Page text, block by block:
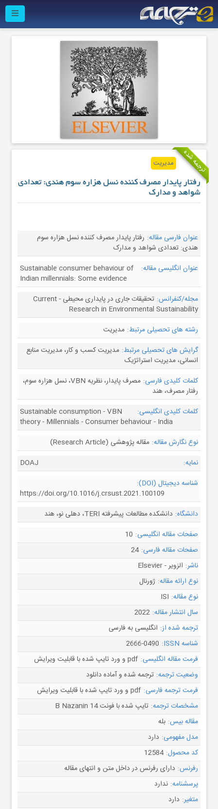
ترجمه شده مدیریت
رفتار پایدار مصرف کننده نسل هزاره سوم هندی: تعدادی
شواهد و مدارک
عنوان فارسی مقاله: رفتار پایدار مصرف کننده نسل هزاره سوم
هندی: تعدادی شواهد و مدارک
عنوان انگلیسی مقاله:
Sustainable consumer behaviour of
Indian millennials: Some evidence
مجله/کنفرانس:
تحقیقات جاری در پایداری محیطی - Current
Research in Environmental Sustainability
رشته های تحصیلی مرتبط: مدیریت
گرایش های تحصیلی مرتبط: مدیریت کسب و کار، مدیریت منابع
انسانی، مدیریت استراتژیک
کلمات کلیدی فارسی:
مصرف پایدار، نظریه VBN، نسل هزاره سوم،
رفتار مصرف، هند
کلمات کلیدی انگلیسی:
Sustainable consumption - VBN
theory - Millennials - Consumer behaviour - India
نوع نگارش مقاله: مقاله پژوهشی (Research Article)
نمایه:
DOAJ
شناسه دیجیتال (DOI):
https://doi.org/10.1016/j.crsust.2021.100109
دانشگاه: دانشکده مطالعات پیشرفته TERI، دهلی نو، هند
صفحات مقاله انگلیسی: 10
صفحات مقاله فارسی: 24
ناشر: الزویر - Elsevier
نوع ارائه مقاله: ژورنال
نوع مقاله: ISI
سال انتشار مقاله: 2022
ترجمه شده از: انگلیسی به فارسی
شناسه ISSN:
2666-0490
فرمت مقاله انگلیسی: pdf و ورد تایپ شده با قابلیت ویرایش
وضعیت ترجمه: ترجمه شده و آماده دانلود
فرمت ترجمه فارسی: pdf و ورد تایپ شده با قابلیت ویرایش
مشخصات ترجمه: تایپ شده با فونت B Nazanin 14
مقاله بیس: بله
مدل مفهومی: دارد
کد محصول: 12584
رفرنس: دارای رفرنس در داخل متن و انتهای مقاله
پرسشنامه: ندارد
متغیر: دارد